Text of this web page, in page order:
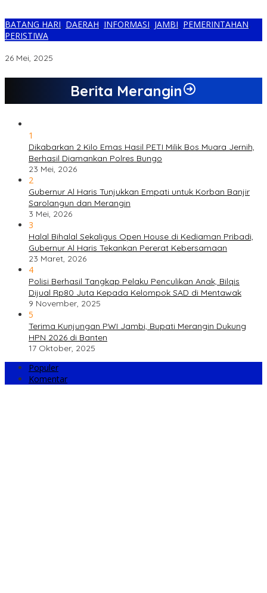
BATANG HARI, DAERAH, INFORMASI, JAMBI, PEMERINTAHAN,
PERISTIWA
26 Mei, 2025
Berita Merangin
1
Dikabarkan 2 Kilo Emas Hasil PETI Milik Bos Muara Jernih,
Berhasil Diamankan Polres Bungo
23 Mei, 2026
2
Gubernur Al Haris Tunjukkan Empati untuk Korban Banjir
Sarolangun dan Merangin
3 Mei, 2026
3
Halal Bihalal Sekaligus Open House di Kediaman Pribadi,
Gubernur Al Haris Tekankan Pererat Kebersamaan
23 Maret, 2026
4
Polisi Berhasil Tangkap Pelaku Penculikan Anak, Bilqis
Dijual Rp80 Juta Kepada Kelompok SAD di Mentawak
9 November, 2025
5
Terima Kunjungan PWI Jambi, Bupati Merangin Dukung
HPN 2026 di Banten
17 Oktober, 2025
Populer
Komentar